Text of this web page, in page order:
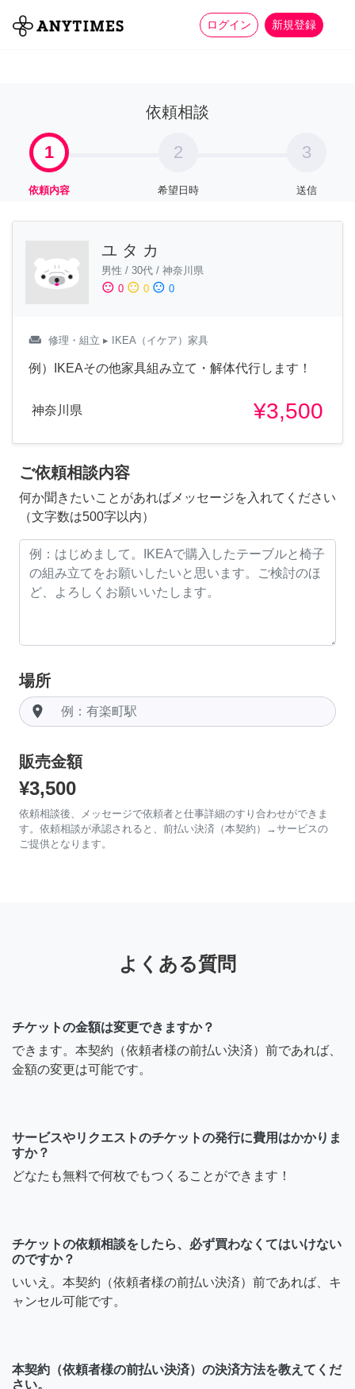
ログイン 新規登録
全て 家事 more_horiz
依頼相談
1
依頼内容
2
希望日時
3
送信
ユ タ カ
男性 / 30代 / 神奈川県
sentiment_satisfied 0 sentiment_neutral 0 sentiment_dissatisfied 0
weekend 修理・組立 ▸ IKEA（イケア）家具
例）IKEAその他家具組み立て・解体代行します！
神奈川県 ¥3,500
ご依頼相談内容
何か聞きたいことがあればメッセージを入れてください
（文字数は500字以内）
場所
room
販売金額
¥3,500
依頼相談後、メッセージで依頼者と仕事詳細のすり合わせができま
す。依頼相談が承認されると、前払い決済（本契約）→サービスの
ご提供となります。
よくある質問
チケットの金額は変更できますか？
できます。本契約（依頼者様の前払い決済）前であれば、
金額の変更は可能です。
サービスやリクエストのチケットの発行に費用はかかりま
すか？
どなたも無料で何枚でもつくることができます！
チケットの依頼相談をしたら、必ず買わなくてはいけない
のですか？
いいえ。本契約（依頼者様の前払い決済）前であれば、キ
ャンセル可能です。
本契約（依頼者様の前払い決済）の決済方法を教えてくだ
さい。